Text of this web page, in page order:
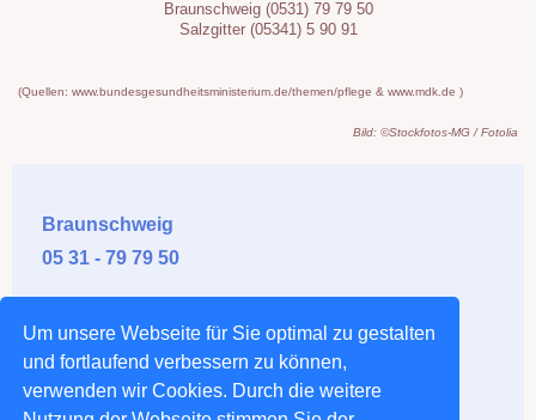
Um unsere Webseite für Sie optimal zu gestalten
und fortlaufend verbessern zu können,
verwenden wir Cookies. Durch die weitere
Braunschweig (0531) 79 79 50
Salzgitter (05341) 5 90 91
(Quellen: www.bundesgesundheitsministerium.de/themen/pflege & www.mdk.de )
Bild: ©Stockfotos-MG / Fotolia
Braunschweig
05 31 - 79 79 50